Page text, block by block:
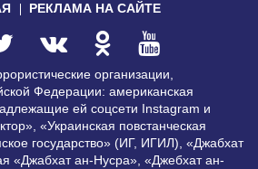
РЕКЛАМА НА САЙТЕ
организации,
Федерации: американская
ей соцсети Instagram и
«Украинская повстанческая
государство» (ИГ, ИГИЛ), «Джабхат
ан-Нусра», «Джебхат ан-